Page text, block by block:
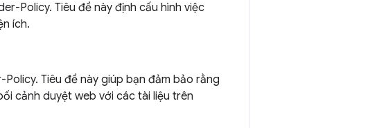
Policy. Tiêu đề này định cấu hình việc
ích.
Tiêu đề này giúp bạn đảm bảo rằng
cảnh duyệt web với các tài liệu trên